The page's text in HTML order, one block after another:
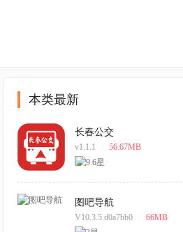
本类最新
长春公交
v1.1.1 56.67MB
图吧导航
V10.3.5.d0a7bb0 66MB